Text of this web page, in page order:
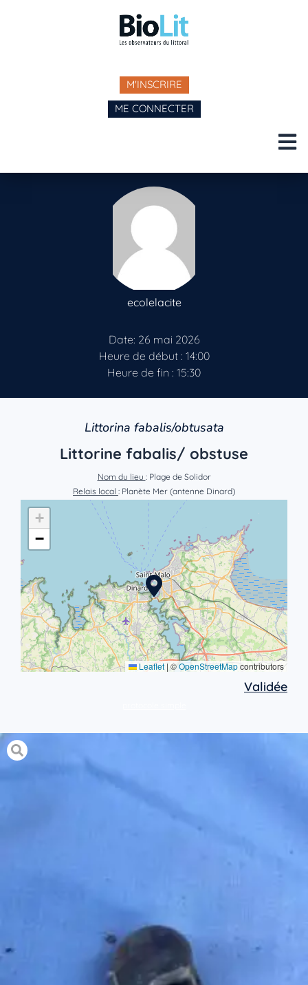
M'INSCRIRE
ME CONNECTER
ecolelacite
Date: 26 mai 2026
Heure de début : 14:00
Heure de fin : 15:30
Littorina fabalis/obtusata
Littorine fabalis/ obstuse
Nom du lieu : Plage de Solidor
Relais local : Planète Mer (antenne Dinard)
+
−
Leaflet | ©OpenStreetMapcontributors
Validée